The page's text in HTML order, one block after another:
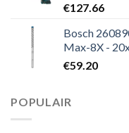
€127.66
Bosch
Max-8X -
€59.20
POPULAIR